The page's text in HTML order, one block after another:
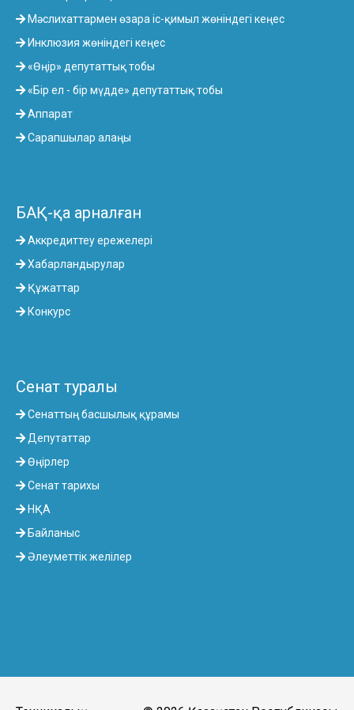
Мәслихаттармен өзара іс-қимыл жөніндегі кеңес
Инклюзия жөніндегі кеңес
«Өңір» депутаттық тобы
«Бір ел - бір мүдде» депутаттық тобы
Аппарат
Сарапшылар алаңы
БАҚ-қа арналған
Аккредиттеу ережелері
Хабарландырулар
Құжаттар
Конкурс
Сенат туралы
Сенаттың басшылық құрамы
Депутаттар
Өңірлер
Сенат тарихы
НҚА
Байланыс
Әлеуметтік желілер